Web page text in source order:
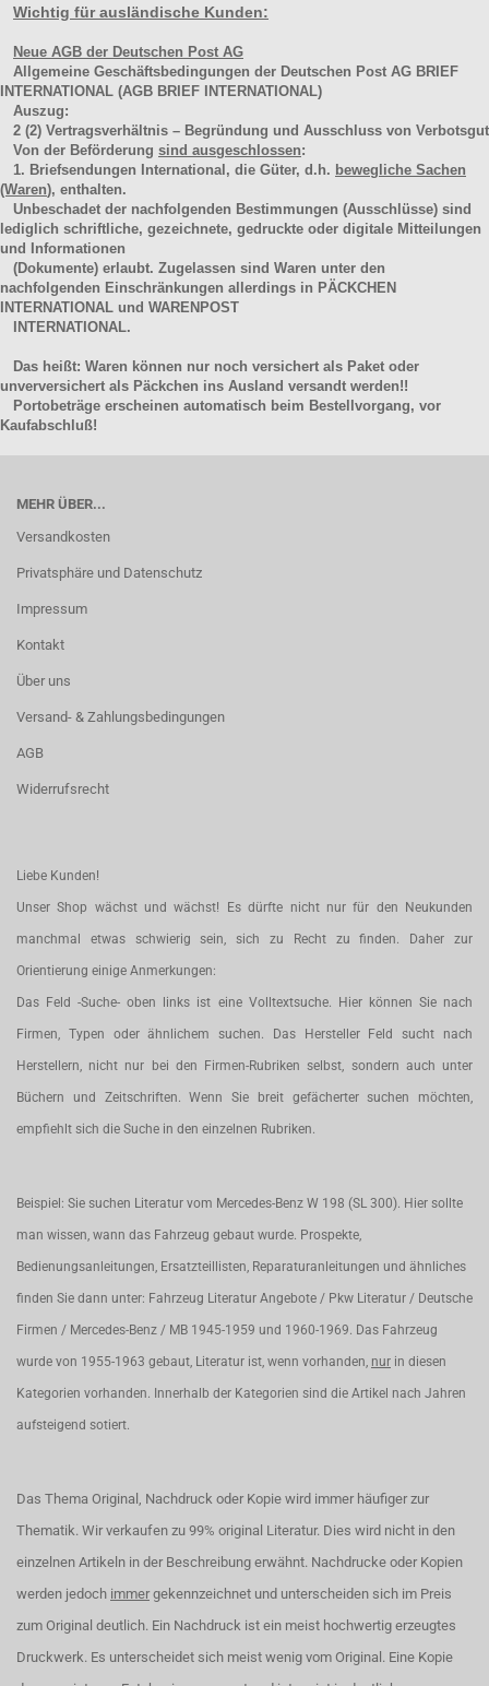
Wichtig für ausländische Kunden:
Neue AGB der Deutschen Post AG
Allgemeine Geschäftsbedingungen der Deutschen Post AG BRIEF
INTERNATIONAL (AGB BRIEF INTERNATIONAL)
Auszug:
2 (2) Vertragsverhältnis – Begründung und Ausschluss von Verbotsgut
Von der Beförderung sind ausgeschlossen:
1. Briefsendungen International, die Güter, d.h. bewegliche Sachen
(Waren), enthalten.
Unbeschadet der nachfolgenden Bestimmungen (Ausschlüsse) sind
lediglich schriftliche, gezeichnete, gedruckte oder digitale Mitteilungen
und Informationen
(Dokumente) erlaubt. Zugelassen sind Waren unter den
nachfolgenden Einschränkungen allerdings in PÄCKCHEN
INTERNATIONAL und WARENPOST
INTERNATIONAL.
Das heißt: Waren können nur noch versichert als Paket oder
unverversichert als Päckchen ins Ausland versandt werden!!
Portobeträge erscheinen automatisch beim Bestellvorgang, vor
Kaufabschluß!
MEHR ÜBER...
Versandkosten
Privatsphäre und Datenschutz
Impressum
Kontakt
Über uns
Versand- & Zahlungsbedingungen
AGB
Widerrufsrecht
Liebe Kunden!
Unser Shop wächst und wächst! Es dürfte nicht nur für den Neukunden
manchmal etwas schwierig sein, sich zu Recht zu finden. Daher zur
Orientierung einige Anmerkungen:
Das Feld -Suche- oben links ist eine Volltextsuche. Hier können Sie nach
Firmen, Typen oder ähnlichem suchen. Das Hersteller Feld sucht nach
Herstellern, nicht nur bei den Firmen-Rubriken selbst, sondern auch unter
Büchern und Zeitschriften. Wenn Sie breit gefächerter suchen möchten,
empfiehlt sich die Suche in den einzelnen Rubriken.
Beispiel: Sie suchen Literatur vom Mercedes-Benz W 198 (SL 300). Hier sollte
man wissen, wann das Fahrzeug gebaut wurde. Prospekte,
Bedienungsanleitungen, Ersatzteillisten, Reparaturanleitungen und ähnliches
finden Sie dann unter: Fahrzeug Literatur Angebote / Pkw Literatur / Deutsche
Firmen / Mercedes-Benz / MB 1945-1959 und 1960-1969. Das Fahrzeug
wurde von 1955-1963 gebaut, Literatur ist, wenn vorhanden, nur in diesen
Kategorien vorhanden. Innerhalb der Kategorien sind die Artikel nach Jahren
aufsteigend sotiert.
Das Thema Original, Nachdruck oder Kopie wird immer häufiger zur
Thematik. Wir verkaufen zu 99% original Literatur. Dies wird nicht in den
einzelnen Artikeln in der Beschreibung erwähnt. Nachdrucke oder Kopien
werden jedoch immer gekennzeichnet und unterscheiden sich im Preis
zum Original deutlich. Ein Nachdruck ist ein meist hochwertig erzeugtes
Druckwerk. Es unterscheidet sich meist wenig vom Original. Eine Kopie